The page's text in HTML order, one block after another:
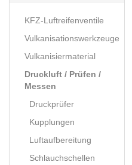
KFZ-Luftreifenventile
Vulkanisationswerkzeuge
Vulkanisiermaterial
Druckluft / Prüfen /
Messen
Druckprüfer
Kupplungen
Luftaufbereitung
Schlauchschellen